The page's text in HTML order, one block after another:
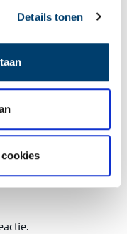
Details tonen
verhalen en het
in voor onze